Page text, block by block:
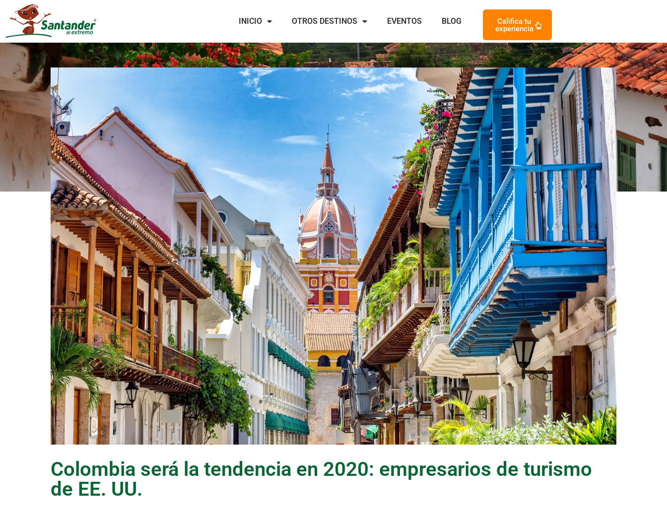
INICIO OTROS DESTINOS EVENTOS BLOG
Califica tu
experiencia
Colombia será la tendencia en 2020: empresarios de turismo
de EE. UU.